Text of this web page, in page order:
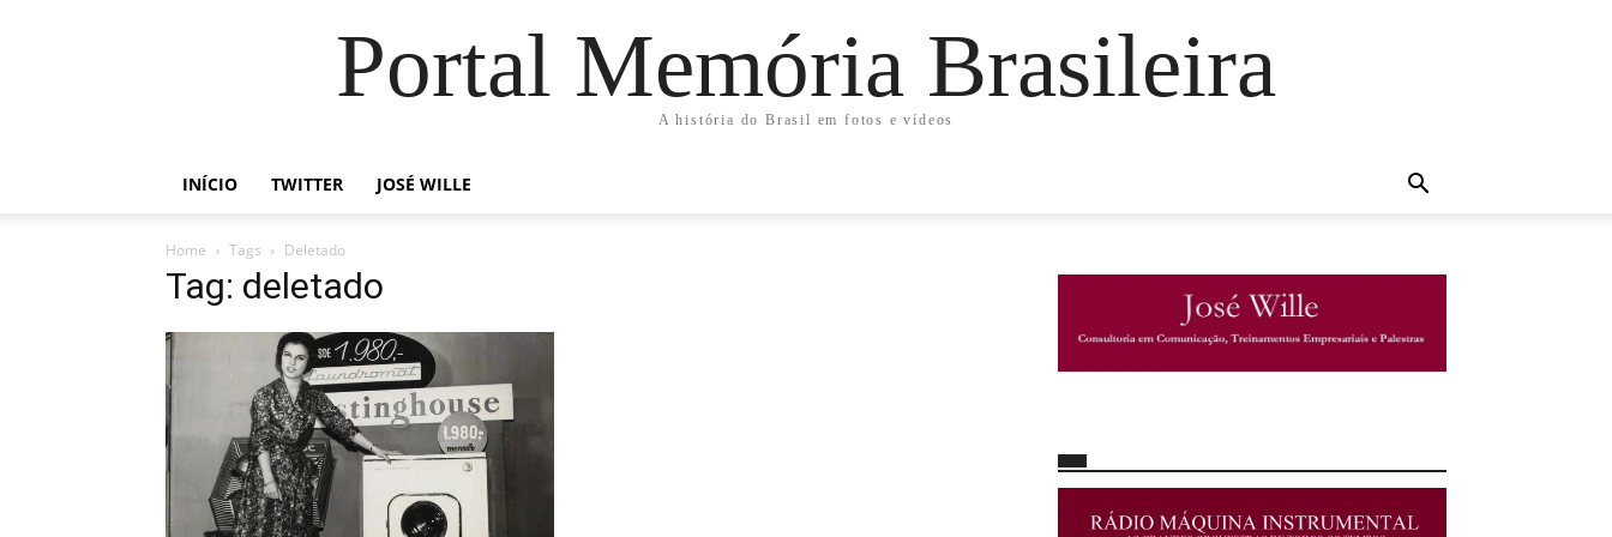
Portal Memória Brasileira
A história do Brasil em fotos e vídeos
INÍCIO TWITTER JOSÉ WILLE
Home Tags Deletado
Tag: deletado